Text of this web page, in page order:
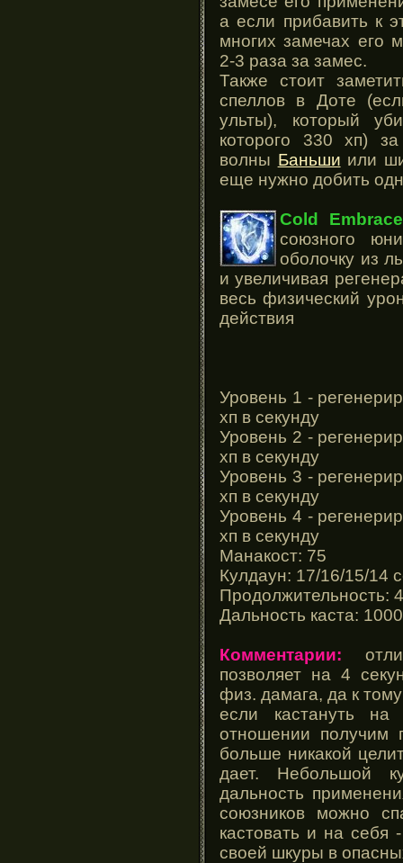
а если прибавить к
многих замечах его
2-3 раза за замес.
Также стоит
спеллов в Доте
ульты), который
которого 330 хп)
волны Баньши или
еще нужно добить
Cold Embrace
союзного
оболочку из
и увеличивая
весь физический
действия
Уровень 1 -
хп в секунду
Уровень 2 -
хп в секунду
Уровень 3 -
хп в секунду
Уровень 4 -
хп в секунду
Манакост: 75
Кулдаун: 17/16/15/14
Продолжительность:
Дальность каста: 1000
Комментарии:
позволяет на 4
физ. дамага, да к
если кастануть
отношении получим
больше никакой
дает. Небольшой
дальность
союзников можно
кастовать и на себя
своей шкуры в